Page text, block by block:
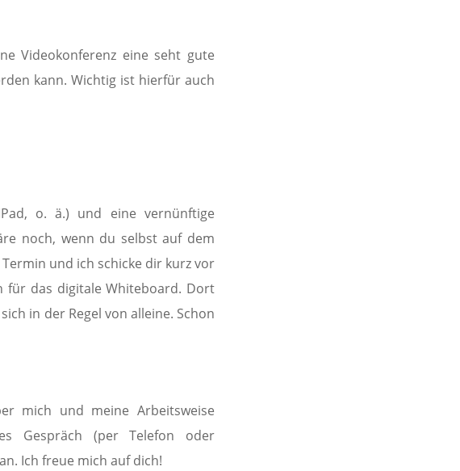
Videokonferenz eine seht gute
kann. Wichtig ist hierfür auch
o. ä.) und eine vernünftige
noch, wenn du selbst auf dem
und ich schicke dir kurz vor
für das digitale Whiteboard. Dort
in der Regel von alleine. Schon
mich und meine Arbeitsweise
Gespräch (per Telefon oder
Ich freue mich auf dich!